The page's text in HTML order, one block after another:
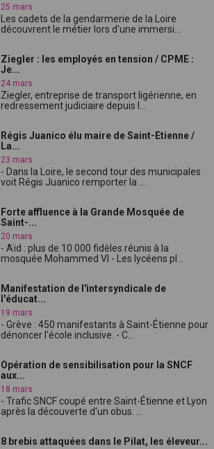
25 mars
Les cadets de la gendarmerie de la Loire
découvrent le métier lors d'une immersi...
Ziegler : les employés en tension / CPME :
Je...
24 mars
Ziegler, entreprise de transport ligérienne, en
redressement judiciaire depuis l...
Régis Juanico élu maire de Saint-Etienne /
La...
23 mars
- Dans la Loire, le second tour des municipales
voit Régis Juanico remporter la ...
Forte affluence à la Grande Mosquée de
Saint-...
20 mars
- Aïd : plus de 10 000 fidèles réunis à la
mosquée Mohammed VI - Les lycéens pl...
Manifestation de l'intersyndicale de
l'éducat...
19 mars
- Grève : 450 manifestants à Saint-Étienne pour
dénoncer l'école inclusive. - C...
Opération de sensibilisation pour la SNCF
aux...
18 mars
- Trafic SNCF coupé entre Saint-Étienne et Lyon
après la découverte d'un obus. ...
8 brebis attaquées dans le Pilat, les éleveur...